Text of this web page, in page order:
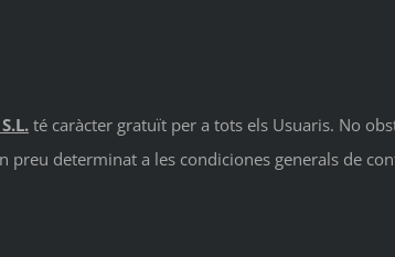
té caràcter gratuït per a tots els Usuaris. No
preu determinat a les condiciones generals de